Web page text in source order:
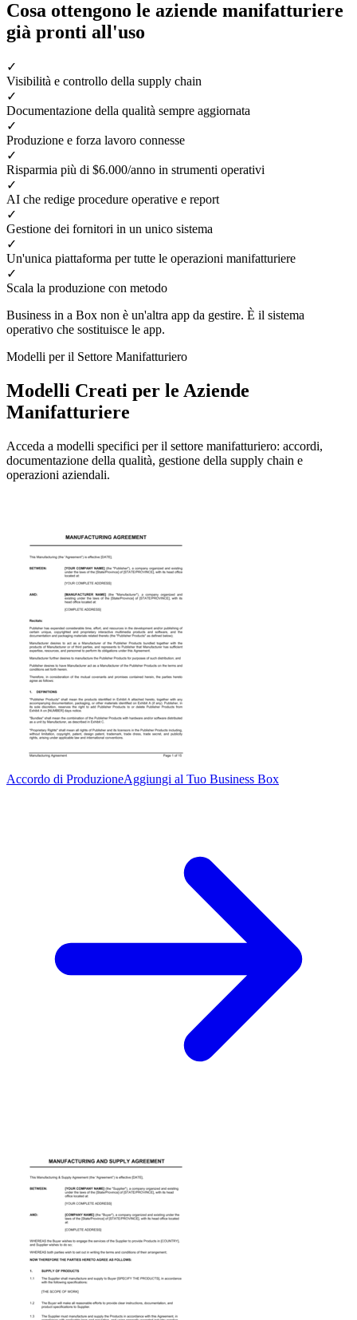
Cosa ottengono le aziende manifatturiere
già pronti all'uso
✓
Visibilità e controllo della supply chain
✓
Documentazione della qualità sempre aggiornata
✓
Produzione e forza lavoro connesse
✓
Risparmia più di $6.000/anno in strumenti operativi
✓
AI che redige procedure operative e report
✓
Gestione dei fornitori in un unico sistema
✓
Un'unica piattaforma per tutte le operazioni manifatturiere
✓
Scala la produzione con metodo
Business in a Box non è un'altra app da gestire. È il sistema
operativo che sostituisce le app.
Modelli per il Settore Manifatturiero
Modelli Creati per le Aziende
Manifatturiere
Acceda a modelli specifici per il settore manifatturiero: accordi,
documentazione della qualità, gestione della supply chain e
operazioni aziendali.
Accordo di ProduzioneAggiungi al Tuo Business Box